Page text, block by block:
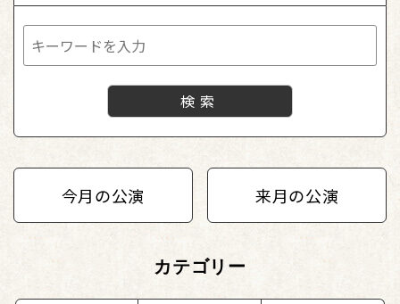
今月の公演 来月の公演
カテゴリー